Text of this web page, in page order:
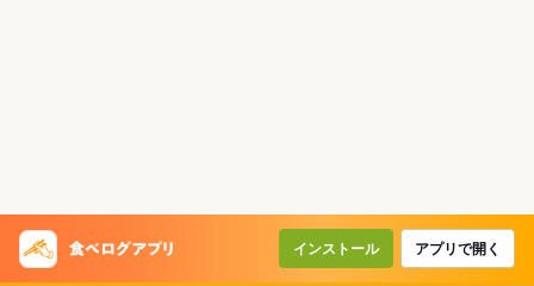
インストール アプリで開く